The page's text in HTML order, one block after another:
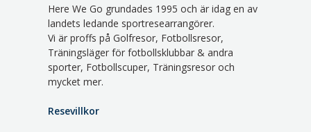
Here We Go grundades 1995 och är idag en av
landets ledande sportresearrangörer.
Vi är proffs på Golfresor, Fotbollsresor,
Träningsläger för fotbollsklubbar & andra
sporter, Fotbollscuper, Träningsresor och
mycket mer.
Resevillkor